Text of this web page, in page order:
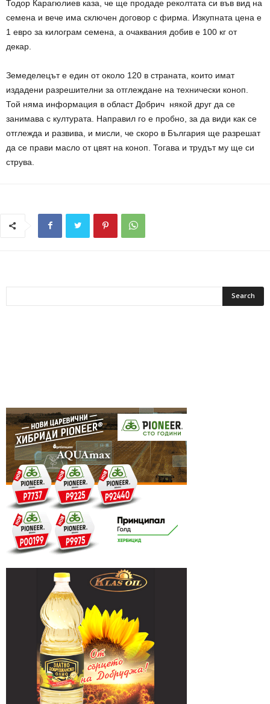
Тодор Карагюлиев каза, че ще продаде реколтата си във вид на
семена и вече има сключен договор с фирма. Изкупната цена е
1 евро за килограм семена, а очаквания добив е 100 кг от
декар.
Земеделецът е един от около 120 в страната, които имат
издадени разрешителни за отглеждане на технически коноп.
Той няма информация в област Добрич някой друг да се
занимава с културата. Направил го е пробно, за да види как се
отглежда и развива, и мисли, че скоро в България ще разрешат
да се прави масло от цвят на коноп. Тогава и трудът му ще си
струва.